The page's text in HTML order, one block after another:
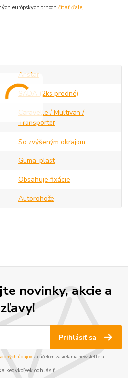
európskych trhochčítať ďalej...
Aristar
SADA (2ks predné)
Caravelle / Multivan /
Transporter
So zvýšeným okrajom
Guma-plast
Obsahuje fixácie
Autorohože
novinky, akcie a
zľavy!
Prihlásiť sa
údajov za účelom zasielania newslettera.
kedykoľvek odhlásiť.